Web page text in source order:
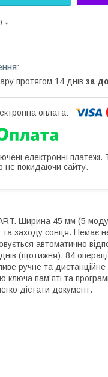
протягом 14 днів за
електронні
не покидаючи сайту.
Ширина 45 мм (5
заходу сонця. Немає
автоматично
(щотижня). 84
ручне та
пам’яті та
дістати документ.